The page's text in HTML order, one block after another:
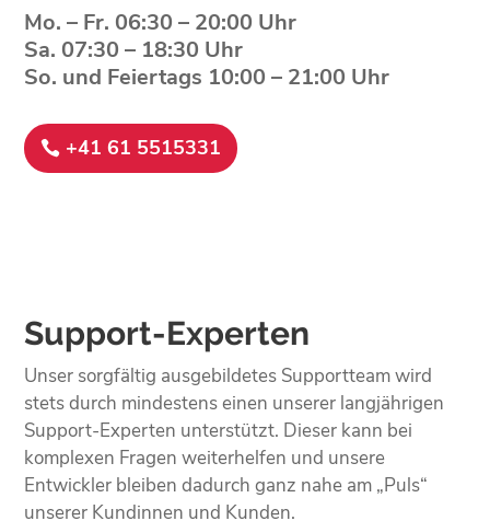
Mo. – Fr. 06:30 – 20:00 Uhr
Sa. 07:30 – 18:30 Uhr
So. und Feiertags 10:00 – 21:00 Uhr
+41 61 5515331
Support-Experten
Unser sorgfältig ausgebildetes Supportteam wird
stets durch mindestens einen unserer langjährigen
Support-Experten unterstützt. Dieser kann bei
komplexen Fragen weiterhelfen und unsere
Entwickler bleiben dadurch ganz nahe am „Puls“
unserer Kundinnen und Kunden.